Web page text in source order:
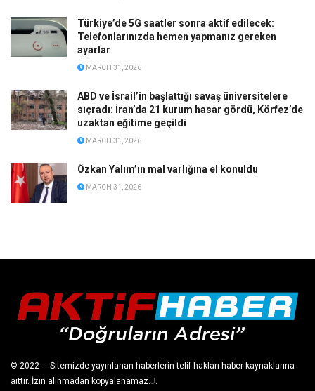
Türkiye’de 5G saatler sonra aktif edilecek:
Telefonlarınızda hemen yapmanız gereken
ayarlar
MARCH 31, 2026
ABD ve İsrail’in başlattığı savaş üniversitelere
sıçradı: İran’da 21 kurum hasar gördü, Körfez’de
uzaktan eğitime geçildi
MARCH 31, 2026
Özkan Yalım’ın mal varlığına el konuldu
MARCH 31, 2026
© 2022 - - Sitemizde yayınlanan haberlerin telif hakları haber kaynaklarına
aittir. İzin alınmadan kopyalanamaz.J.